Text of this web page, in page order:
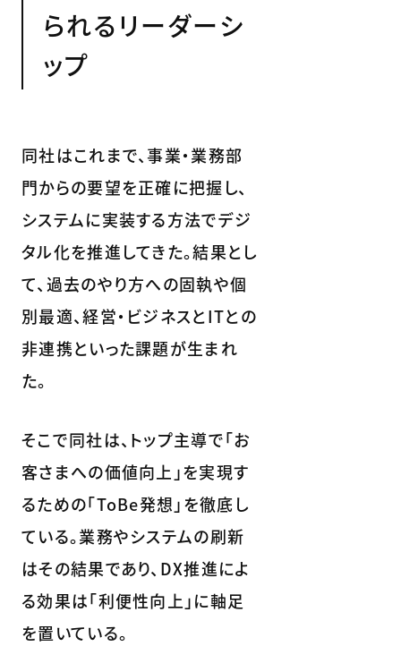
られるリーダーシ
ップ
同社はこれまで、事業・業務部
門からの要望を正確に把握し、
システムに実装する方法でデジ
タル化を推進してきた。結果とし
て、過去のやり方への固執や個
別最適、経営・ビジネスとITとの
非連携といった課題が生まれ
た。
そこで同社は、トップ主導で「お
客さまへの価値向上」を実現す
るための「ToBe発想」を徹底し
ている。業務やシステムの刷新
はその結果であり、DX推進によ
る効果は「利便性向上」に軸足
を置いている。